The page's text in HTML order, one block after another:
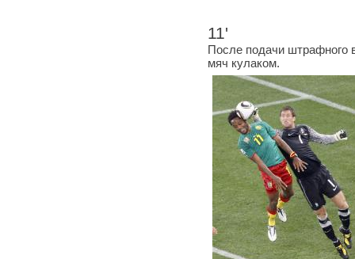
11'
После подачи штрафного
мяч кулаком.